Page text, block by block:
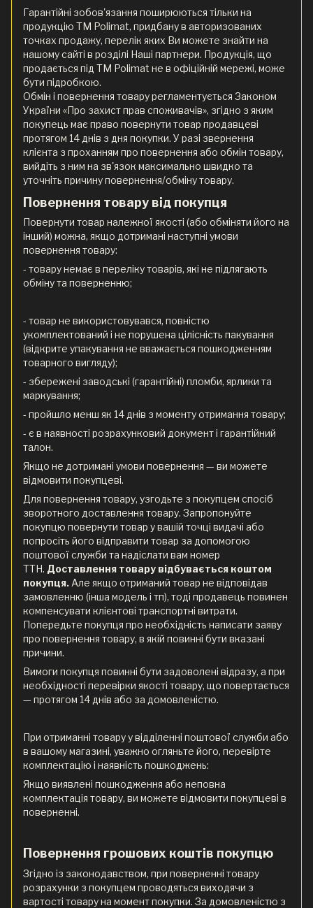
Гарантійні зобов'язання поширюються тільки на
продукцію ТМ Polimat, придбану в авторизованих
точках продажу, перелік яких Ви можете знайти на
нашому сайті в розділі Наші партнери. Продукція, що
продається під ТМ Polimat не в офіційній мережі, може
бути підробкою.
Обмін і повернення товару регламентується Законом
України «Про захист прав споживачів», згідно з яким
покупець має право повернути товар продавцеві
протягом 14 днів з дня покупки. У разі звернення
клієнта з проханням про повернення або обмін товару,
вийдіть з ним на зв'язок максимально швидко та
уточніть причину повернення/обміну товару.
Повернення товару від покупця
Повернути товар належної якості (або обміняти його на
інший) можна, якщо дотримані наступні умови
повернення товару:
- товару немає в переліку товарів, які не підлягають
обміну та поверненню;
- товар не використовувався, повністю
укомплектований і не порушена цілісність пакування
(відкрите упакування не вважається пошкодженням
товарного вигляду);
- збережені заводські (гарантійні) пломби, ярлики та
маркування;
- пройшло менш як 14 днів з моменту отримання товару;
- є в наявності розрахунковий документ і гарантійний
талон.
Якщо не дотримані умови повернення — ви можете
відмовити покупцеві.
Для повернення товару, узгодьте з покупцем спосіб
зворотного доставлення товару. Запропонуйте
покупцю повернути товар у вашій точці видачі або
попросіть його відправити товар за допомогою
поштової служби та надіслати вам номер
ТТН. Доставлення товару відбувається коштом
покупця. Але якщо отриманий товар не відповідав
замовленню (інша модель і тп), тоді продавець повинен
компенсувати клієнтові транспортні витрати.
Попередьте покупця про необхідність написати заяву
про повернення товару, в якій повинні бути вказані
причини.
Вимоги покупця повинні бути задоволені відразу, а при
необхідності перевірки якості товару, що повертається
— протягом 14 днів або за домовленістю.
При отриманні товару у відділенні поштової служби або
в вашому магазині, уважно огляньте його, перевірте
комплектацію і наявність пошкоджень:
Якщо виявлені пошкодження або неповна
комплектація товару, ви можете відмовити покупцеві в
поверненні.
Повернення грошових коштів покупцю
Згідно із законодавством, при поверненні товару
розрахунки з покупцем проводяться виходячи з
вартості товару на момент покупки. За домовленістю з